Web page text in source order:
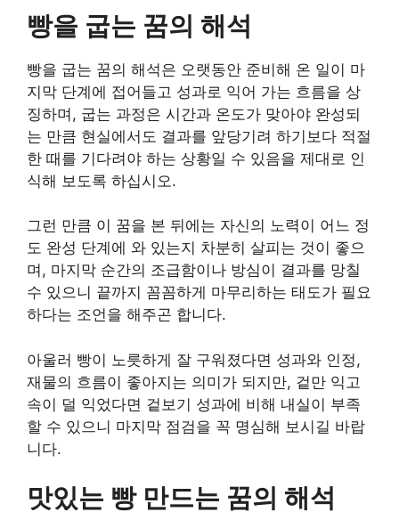
빵을 굽는 꿈의 해석
빵을 굽는 꿈의 해석은 오랫동안 준비해 온 일이 마
지막 단계에 접어들고 성과로 익어 가는 흐름을 상
징하며, 굽는 과정은 시간과 온도가 맞아야 완성되
는 만큼 현실에서도 결과를 앞당기려 하기보다 적절
한 때를 기다려야 하는 상황일 수 있음을 제대로 인
식해 보도록 하십시오.
그런 만큼 이 꿈을 본 뒤에는 자신의 노력이 어느 정
도 완성 단계에 와 있는지 차분히 살피는 것이 좋으
며, 마지막 순간의 조급함이나 방심이 결과를 망칠
수 있으니 끝까지 꼼꼼하게 마무리하는 태도가 필요
하다는 조언을 해주곤 합니다.
아울러 빵이 노릇하게 잘 구워졌다면 성과와 인정,
재물의 흐름이 좋아지는 의미가 되지만, 겉만 익고
속이 덜 익었다면 겉보기 성과에 비해 내실이 부족
할 수 있으니 마지막 점검을 꼭 명심해 보시길 바랍
니다.
맛있는 빵 만드는 꿈의 해석